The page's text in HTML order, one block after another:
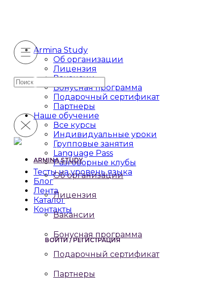
Armina Study
Об организации
Лицензия
Вакансии
Бонусная программа
Подарочный сертификат
Партнеры
Наше обучение
Все курсы
Индивидуальные уроки
Групповые занятия
Language Pass
Разговорные клубы
Тесты на уровень языка
Блог
Лента
Каталог
Контакты
ВОЙТИ / РЕГИСТРАЦИЯ
Искать:
ARMINA STUDY
Об организации
Лицензия
Вакансии
Бонусная программа
Подарочный сертификат
Партнеры